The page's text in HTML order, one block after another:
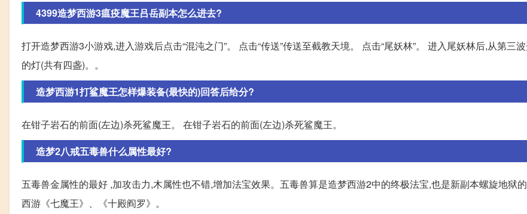
4399造梦西游3瘟疫魔王吕岳副本怎么进去?
打开造梦西游3小游戏,进入游戏后点击“混沌之门”。 点击“传送”传送至截教天境。 点击“尾妖林”。 进入尾妖林后,从第三
的灯(共有四盏)。。
造梦西游1打鲨魔王怎样爆装备(最快的)回答后给分?
在钳子岩石的前面(左边)杀死鲨魔王。 在钳子岩石的前面(左边)杀死鲨魔王。
造梦2八戒五毒兽什么属性最好?
五毒兽金属性的最好 ,加攻击力,木属性也不错,增加法宝效果。五毒兽算是造梦西游2中的终极法宝,也是新副本螺旋地狱
西游《七魔王》、《十殿阎罗》。